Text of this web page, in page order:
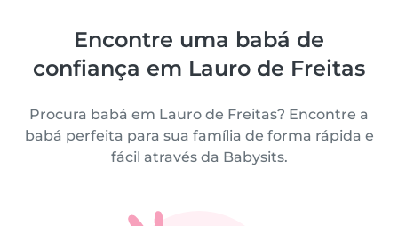
Encontre uma babá de
confiança em Lauro de Freitas
Procura babá em Lauro de Freitas? Encontre a
babá perfeita para sua família de forma rápida e
fácil através da Babysits.